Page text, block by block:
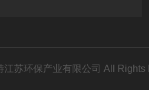
江苏环保产业有限公司 All